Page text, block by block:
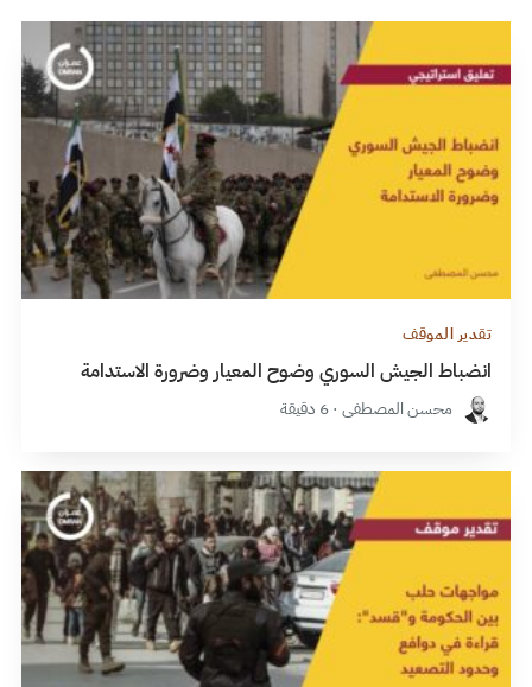
تقدير الموقف
انضباط الجيش السوري وضوح المعيار وضرورة الاستدامة
محسن المصطفى · 6 دقيقة